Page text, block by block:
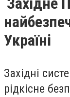
Україні
Західні
рідкісне